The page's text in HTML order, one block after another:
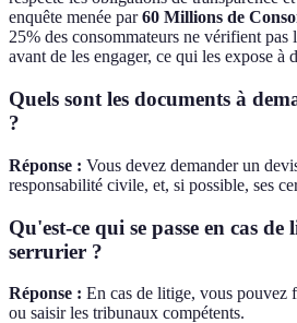
enquête menée par60 Millions de
25% des consommateurs ne vérifient pas
avant de les engager, ce qui les expose à
Quels sont les documents à
?
Réponse : Vous devez demander un
responsabilité civile, et, si possible, ses
Qu'est-ce qui se passe en cas de
serrurier ?
Réponse : En cas de litige, vous pouvez
ou saisir les tribunaux compétents.